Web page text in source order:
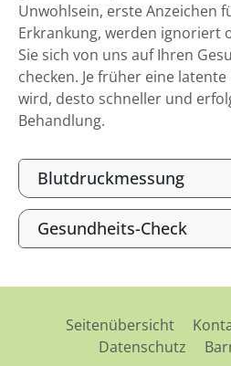
Unwohlsein, erste Anzeichen
Erkrankung, werden ignoriert
Sie sich von uns auf Ihren
checken. Je früher eine
wird, desto schneller und
Behandlung.
Blutdruckmessung
Gesundheits-Check
Seitenübersicht
Datenschutz